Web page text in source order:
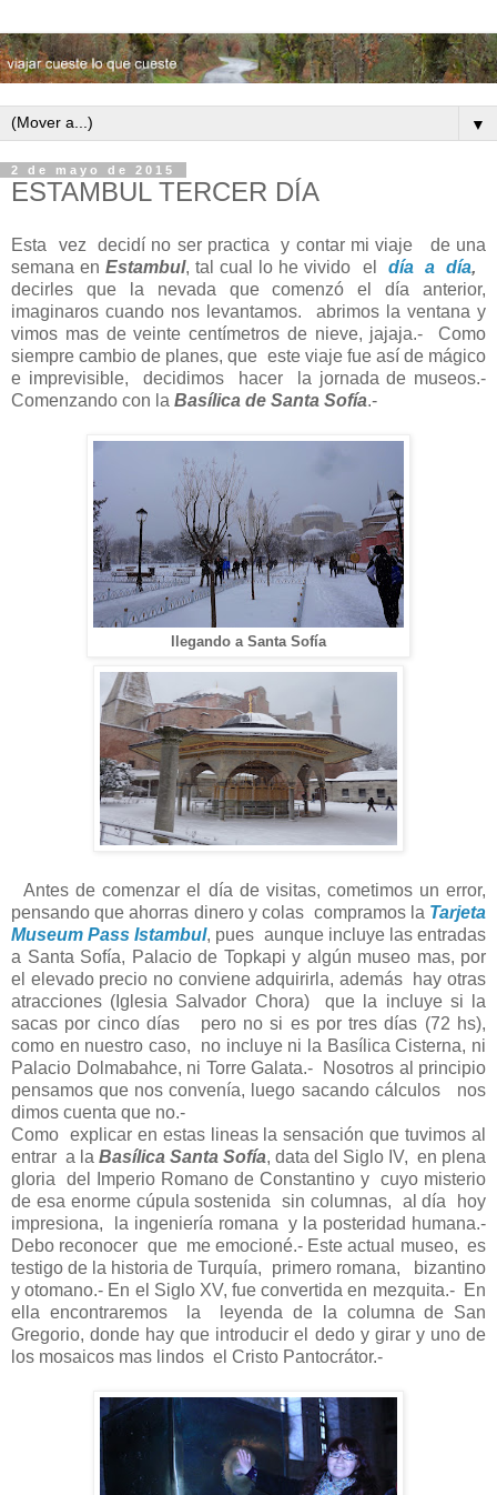
▼
2 de mayo de 2015
ESTAMBUL TERCER DÍA
Esta vez decidí no ser practica y contar mi viaje de una
semana enEstambul, tal cual lo he vivido el día a día,
decirles que la nevada que comenzó el día anterior,
imaginaros cuando nos levantamos. abrimos la ventana y
vimos mas de veinte centímetros de nieve, jajaja.- Como
siempre cambio de planes, que este viaje fue así de mágico
e imprevisible, decidimos hacer la jornada de museos.-
Comenzando con la Basílica de Santa Sofía.-
llegando a Santa Sofía
Antes de comenzar el día de visitas, cometimos un error,
pensando que ahorras dinero y colas compramos la Tarjeta
Museum Pass Istambul, pues aunque incluye las entradas
a Santa Sofía, Palacio de Topkapi y algún museo mas, por
el elevado precio no conviene adquirirla, además hay otras
atracciones (Iglesia Salvador Chora) que la incluye si la
sacas por cinco días pero no si es por tres días (72 hs),
como en nuestro caso, no incluye ni la Basílica Cisterna, ni
Palacio Dolmabahce, ni Torre Galata.- Nosotros al principio
pensamos que nos convenía, luego sacando cálculos nos
dimos cuenta que no.-
Como explicar en estas lineas la sensación que tuvimos al
entrar a la Basílica Santa Sofía, data del Siglo IV, en plena
gloria del Imperio Romano de Constantino y cuyo misterio
de esa enorme cúpula sostenida sin columnas, al día hoy
impresiona, la ingeniería romana y la posteridad humana.-
Debo reconocer que me emocioné.- Este actual museo, es
testigo de la historia de Turquía, primero romana, bizantino
y otomano.- En el Siglo XV, fue convertida en mezquita.- En
ella encontraremos la leyenda de la columna de San
Gregorio, donde hay que introducir el dedo y girar y uno de
los mosaicos mas lindos el Cristo Pantocrátor.-